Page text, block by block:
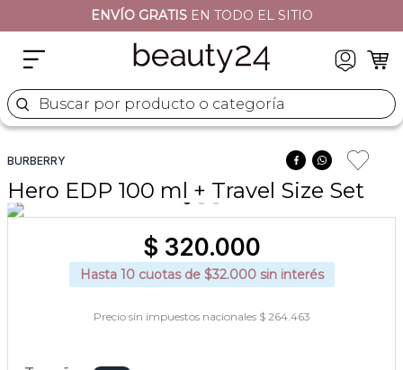
ENVÍO GRATISEN TODO EL SITIO
Buscar por producto o categoría
BURBERRY
Hero EDP 100 ml + Travel Size Set
$ 320.000
Hasta 10cuotas de $32.000 sin interés
Precio sin impuestos nacionales $ 264.463
naj oleari
5. versace